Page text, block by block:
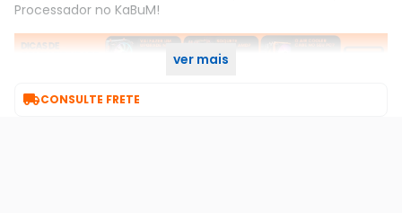
Processador no KaBuM!
ver mais
CONSULTE FRETE